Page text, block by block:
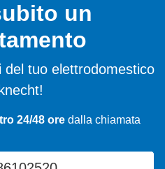
un
tuo elettrodomestico
24/48 ore dalla chiamata